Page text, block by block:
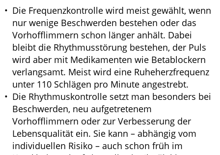
Die Frequenzkontrolle wird meist gewählt, wenn
nur wenige Beschwerden bestehen oder das
Vorhofflimmern schon länger anhält. Dabei
bleibt die Rhythmusstörung bestehen, der Puls
wird aber mit Medikamenten wie Betablockern
verlangsamt. Meist wird eine Ruheherzfrequenz
unter 110 Schlägen pro Minute angestrebt.
Die Rhythmuskontrolle setzt man besonders bei
Beschwerden, neu aufgetretenem
Vorhofflimmern oder zur Verbesserung der
Lebensqualität ein. Sie kann – abhängig vom
individuellen Risiko – auch schon früh im